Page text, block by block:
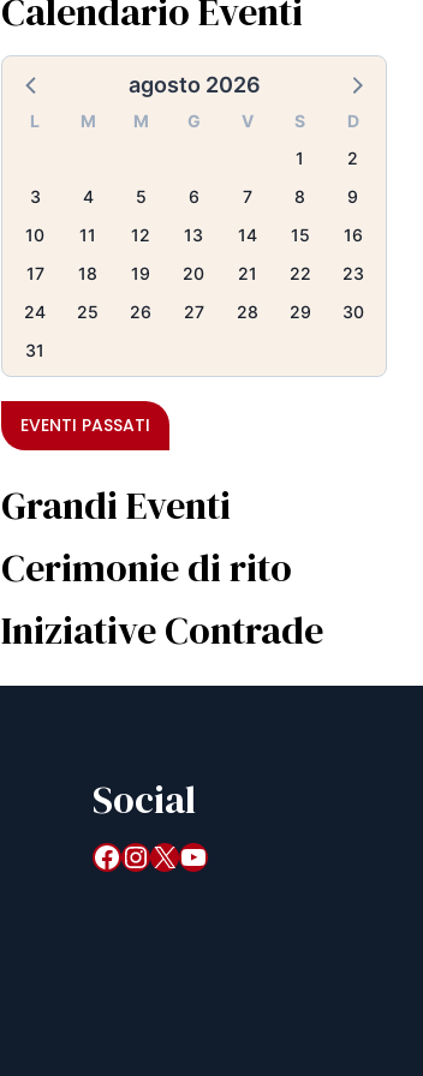
Calendario Eventi
agosto 2026
L M M G V S
D
1
2
3
4 5 6 7 8
9
10
11 12 13 14 15
16
17
18 19 20 21 22
23
24
25 26 27 28 29
30
31
EVENTI PASSATI
Grandi Eventi
Cerimonie di rito
Iniziative Contrade
Social
Facebook InstagramX YouTube